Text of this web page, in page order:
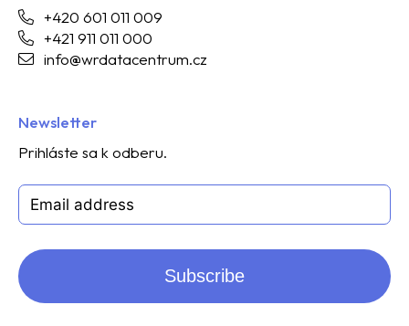
+420 601 011 009
+421 911 011 000
info@wrdatacentrum.cz
Newsletter
Prihláste sa k odberu.
Subscribe